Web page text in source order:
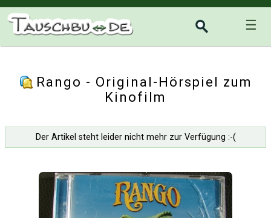
☰
Rango - Original-Hörspiel zum
Kinofilm
Der Artikel steht leider nicht mehr zur Verfügung :-(